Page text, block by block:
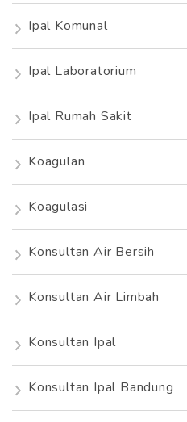
Ipal Komunal
Ipal Laboratorium
Ipal Rumah Sakit
Koagulan
Koagulasi
Konsultan Air Bersih
Konsultan Air Limbah
Konsultan Ipal
Konsultan Ipal Bandung